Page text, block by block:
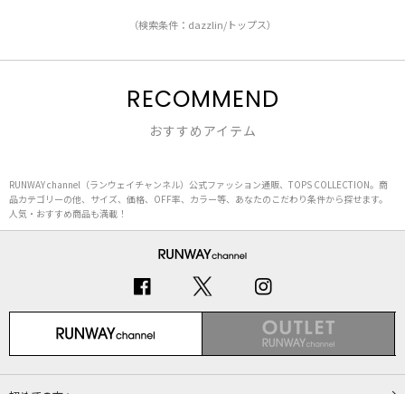
（検索条件：dazzlin/トップス）
RECOMMEND
おすすめアイテム
RUNWAY channel（ランウェイチャンネル）公式ファッション通販、TOPS COLLECTION。商
品カテゴリーの他、サイズ、価格、OFF率、カラー等、あなたのこだわり条件から探せます。
人気・おすすめ商品も満載！